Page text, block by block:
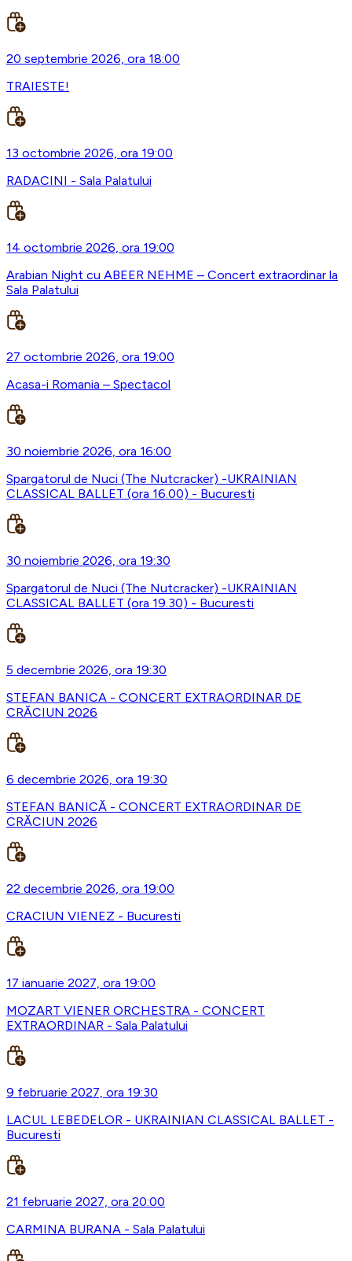
20 septembrie 2026, ora 18:00
TRAIESTE!
13 octombrie 2026, ora 19:00
RADACINI - Sala Palatului
14 octombrie 2026, ora 19:00
Arabian Night cu ABEER NEHME – Concert extraordinar la
Sala Palatului
27 octombrie 2026, ora 19:00
Acasa-i Romania – Spectacol
30 noiembrie 2026, ora 16:00
Spargatorul de Nuci (The Nutcracker) -UKRAINIAN
CLASSICAL BALLET (ora 16.00) - Bucuresti
30 noiembrie 2026, ora 19:30
Spargatorul de Nuci (The Nutcracker) -UKRAINIAN
CLASSICAL BALLET (ora 19.30) - Bucuresti
5 decembrie 2026, ora 19:30
STEFAN BANICA - CONCERT EXTRAORDINAR DE
CRĂCIUN 2026
6 decembrie 2026, ora 19:30
STEFAN BANICĂ - CONCERT EXTRAORDINAR DE
CRĂCIUN 2026
22 decembrie 2026, ora 19:00
CRACIUN VIENEZ - Bucuresti
17 ianuarie 2027, ora 19:00
MOZART VIENER ORCHESTRA - CONCERT
EXTRAORDINAR - Sala Palatului
9 februarie 2027, ora 19:30
LACUL LEBEDELOR - UKRAINIAN CLASSICAL BALLET -
Bucuresti
21 februarie 2027, ora 20:00
CARMINA BURANA - Sala Palatului